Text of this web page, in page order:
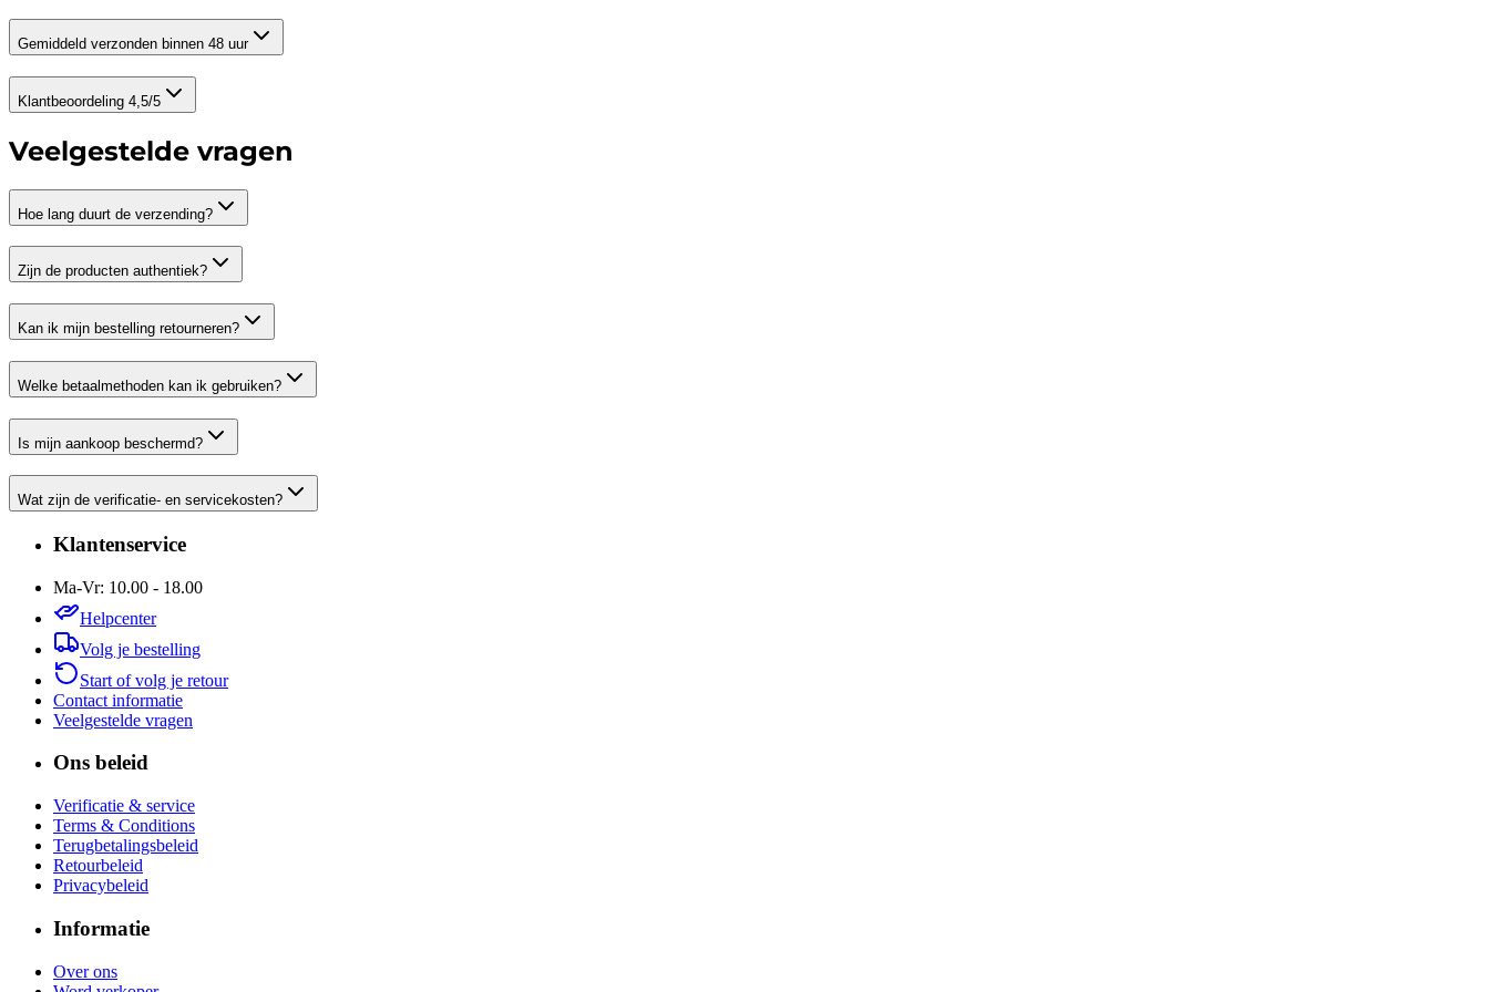
Gemiddeld verzonden binnen 48 uur
Klantbeoordeling 4,5/5
Veelgestelde vragen
Hoe lang duurt de verzending?
Zijn de producten authentiek?
Kan ik mijn bestelling retourneren?
Welke betaalmethoden kan ik gebruiken?
Is mijn aankoop beschermd?
Wat zijn de verificatie- en servicekosten?
Klantenservice
Ma-Vr: 10.00 - 18.00
Helpcenter
Volg je bestelling
Start of volg je retour
Contact informatie
Veelgestelde vragen
Ons beleid
Verificatie & service
Terms & Conditions
Terugbetalingsbeleid
Retourbeleid
Privacybeleid
Informatie
Over ons